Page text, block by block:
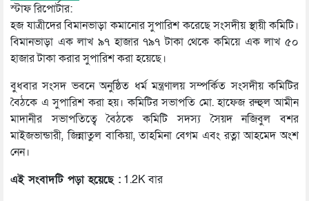
স্টাফ রিপোর্টার:
হজ যাত্রীদের বিমানভাড়া কমানোর সুপারিশ করেছে সংসদীয় স্থায়ী কমিটি।
বিমানভাড়া এক লাখ ৯৭ হাজার ৭৯৭ টাকা থেকে কমিয়ে এক লাখ ৫০
হাজার টাকা করার সুপারিশ করা হয়েছে।
বুধবার সংসদ ভবনে অনুষ্ঠিত ধর্ম মন্ত্রণালয় সম্পর্কিত সংসদীয় কমিটির
বৈঠকে এ সুপারিশ করা হয়। কমিটির সভাপতি মো. হাফেজ রুহুল আমীন
মাদানীর সভাপতিত্বে বৈঠকে কমিটি সদস্য সৈয়দ নজিবুল বশর
মাইজভান্ডারী, জিন্নাতুল বাকিয়া, তাহমিনা বেগম এবং রত্না আহমেদ অংশ
নেন।
এই সংবাদটি পড়া হয়েছে : 1.2K বার